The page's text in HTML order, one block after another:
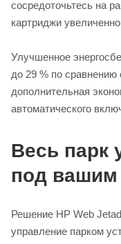
сосредоточьтесь на
картриджи
Улучшенное
до 29 % по
дополнительная
автоматического
Весь парк
под вашим
Решение HP Web
управление парком